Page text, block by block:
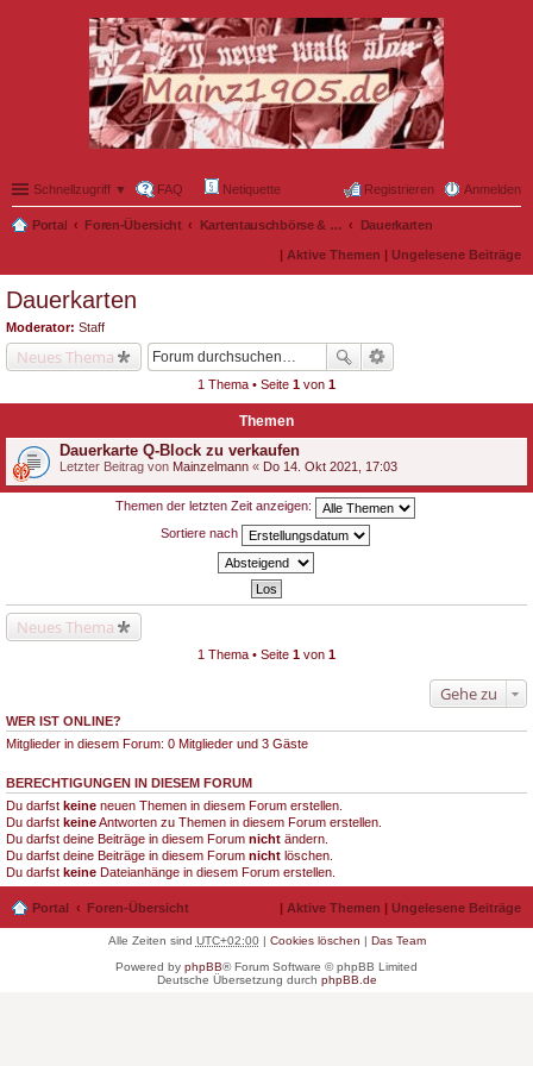
Schnellzugriff ▼ FAQ Netiquette Anmelden
Registrieren
Portal Foren-Übersicht Kartentauschbörse & Mitfahrgelegenheiten Dauerkarten
| Aktive Themen | Ungelesene Beiträge
Dauerkarten
Moderator: Staff
Neues Thema
1 Thema • Seite 1 von 1
Themen
Dauerkarte Q-Block zu verkaufen
Letzter Beitrag von Mainzelmann « Do 14. Okt 2021, 17:03
Themen der letzten Zeit anzeigen:
Sortiere nach
Neues Thema
1 Thema • Seite 1 von 1
Gehe zu
WER IST ONLINE?
Mitglieder in diesem Forum: 0 Mitglieder und 3 Gäste
BERECHTIGUNGEN IN DIESEM FORUM
Du darfst keine neuen Themen in diesem Forum erstellen.
Du darfst keineAntworten zu Themen in diesem Forum erstellen.
Du darfst deine Beiträge in diesem Forum nicht ändern.
Du darfst deine Beiträge in diesem Forum nicht löschen.
Du darfst keine Dateianhänge in diesem Forum erstellen.
Portal Foren-Übersicht | Aktive Themen | Ungelesene Beiträge
Alle Zeiten sind UTC+02:00| Cookies löschen | Das Team
Powered by phpBB® Forum Software © phpBB Limited
Deutsche Übersetzung durch phpBB.de